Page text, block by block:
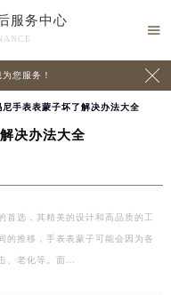
服务中心

您服务！ 
手表表蒙子坏了解决办法大全
决办法大全
首选，其精美的设计和高品质的工
的推移，手表表蒙子可能会因为各
、老化等。面…